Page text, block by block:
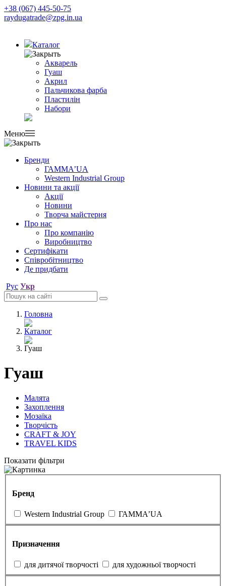
+38 (067) 445-50-75
raydugatrade@zpg.in.ua
Каталог
Акварель
Гуаш
Акрил
Пальчикова фарба
Пластилін
Набори
Меню
Бренди
ГАММА’UA
Western Industrial Group
Новини та акції
Акції
Новини
Творча майстерня
Про нас
Про компанію
Виробництво
Сертифікати
Співробітництво
Де придбати
Рус Укр
Головна
Каталог
Гуаш
Гуаш
Малята
Захоплення
Мозаїка
Творчість
CRAFT & JOY
TRAVEL KIDS
Показати фільтри
Бренд
Western Industrial Group ГАММА’UA
Призначення
для дитячої творчості для художньої творчості